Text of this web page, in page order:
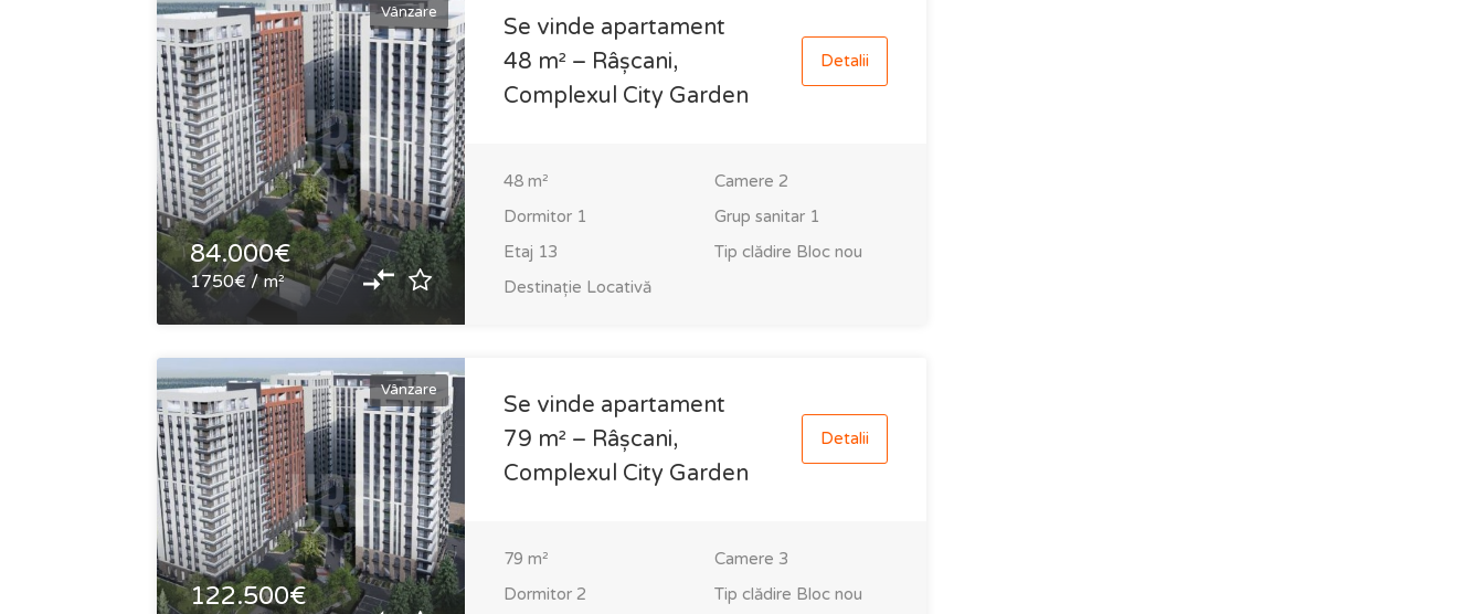
Vânzare
84.000€
1750€ / m²
Se vinde apartament
48 m² – Râșcani,
Complexul City Garden
Detalii
48m² Camere 2
Dormitor 1 Grup sanitar 1
Etaj 13 Tip clădire Bloc nou
Destinație Locativă
Vânzare
122.500€
Se vinde apartament
79 m² – Râșcani,
Complexul City Garden
Detalii
79 m² Camere 3
Dormitor 2 Tip clădire Bloc nou